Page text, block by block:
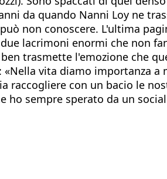
da quando Nanni Loy ne
non conoscere. L'ultima
lacrimoni enormi che non
trasmette l'emozione che
vita diamo importanza a
raccogliere con un bacio le
sempre sperato da un